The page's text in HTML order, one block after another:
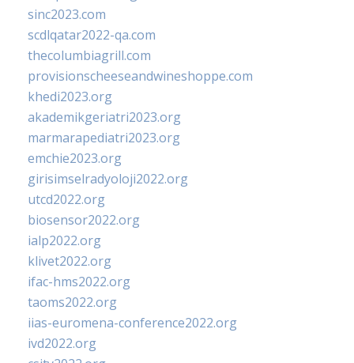
sinc2023.com
scdlqatar2022-qa.com
thecolumbiagrill.com
provisionscheeseandwineshoppe.com
khedi2023.org
akademikgeriatri2023.org
marmarapediatri2023.org
emchie2023.org
girisimselradyoloji2022.org
utcd2022.org
biosensor2022.org
ialp2022.org
klivet2022.org
ifac-hms2022.org
taoms2022.org
iias-euromena-conference2022.org
ivd2022.org